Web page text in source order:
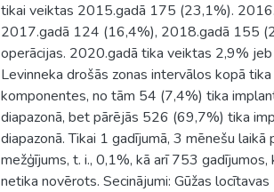
tikai veiktas 2015.gadā 175 (23,1%).
2017.gadā 124 (16,4%), 2018.gadā 155
operācijas. 2020.gadā tika veiktas 2,9%
Levinneka drošās zonas intervālos kopā
komponentes, no tām 54 (7,4%) tika
diapazonā, bet pārējās 526 (69,7%) tika
diapazonā. Tikai 1 gadījumā, 3 mēnešu
mežģījums, t. i., 0,1%, kā arī 753
netika novērots. Secinājumi: Gūžas